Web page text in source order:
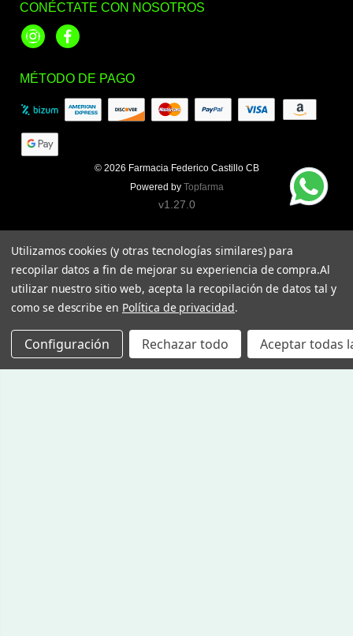
CONÉCTATE CON NOSOTROS
InstagramFacebook
MÉTODO DE PAGO
© 2026 Farmacia Federico Castillo CB
Powered by Topfarma
v1.27.0
Utilizamos cookies (y otras tecnologías similares) para
recopilar datos a fin de mejorar su experiencia de compra.Al
utilizar nuestro sitio web, acepta la recopilación de datos tal y
como se describe en Política de privacidad.
Configuración Rechazar todo Aceptar todas